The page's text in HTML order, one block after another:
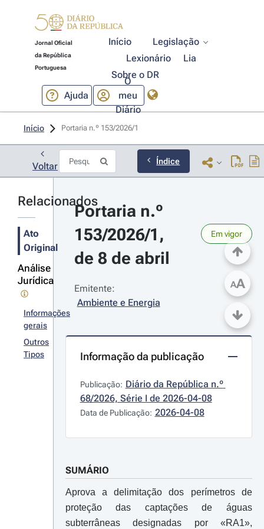
Jornal Oficial
da República
Portuguesa
Início
Legislação
Lexionário
Lia
Sobre o DR
Ajuda
O
meu
Diário
Início Portaria n.º 153/2026/1
Voltar Índice
Relacionados
Ato
Original
Análise
Jurídica
Informações
gerais
Outros
Tipos
Portaria n.º
153/2026/1,
de 8 de abril
Em vigor
Emitente:
Ambiente e Energia
Informação da publicação
Publicação: Diário da República n.º
68/2026, Série I de 2026-04-08
Data de Publicação: 2026-04-08
SUMÁRIO
Aprova a delimitação dos perímetros de
proteção das captações de águas
subterrâneas designadas por «RA1»,
AA